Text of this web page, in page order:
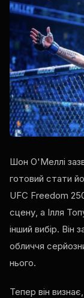
Шон О'Меллі
готовий стати
UFC Freedom
сцену, а Ілля
інший вибір. Він
обличчя
нього.
Тепер він